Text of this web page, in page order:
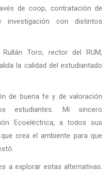
de coop, contratación de
con distintos
Toro, rector del RUM,
la calidad del estudiantado
de buena fe y de valoración
estudiantes. Mi sincero
Ecoeléctrica, a todos sus
crea el ambiente para que
a explorar estas alternativas.